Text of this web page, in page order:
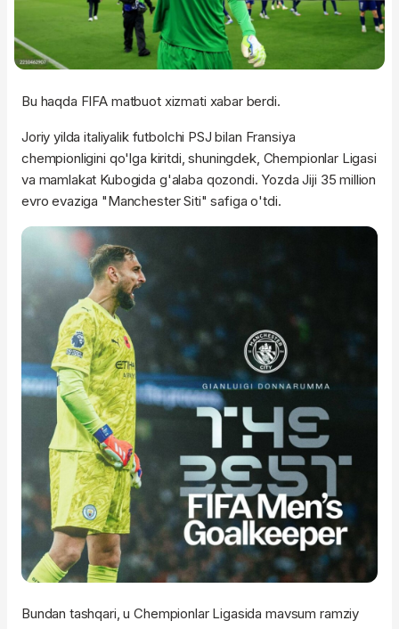
Bu haqda FIFA matbuot xizmati xabar berdi.
Joriy yilda italiyalik futbolchi PSJ bilan Fransiya
chempionligini qo'lga kiritdi, shuningdek, Chempionlar Ligasi
va mamlakat Kubogida g'alaba qozondi. Yozda Jiji 35 million
evro evaziga "Manchester Siti" safiga o'tdi.
Bundan tashqari, u Chempionlar Ligasida mavsum ramziy